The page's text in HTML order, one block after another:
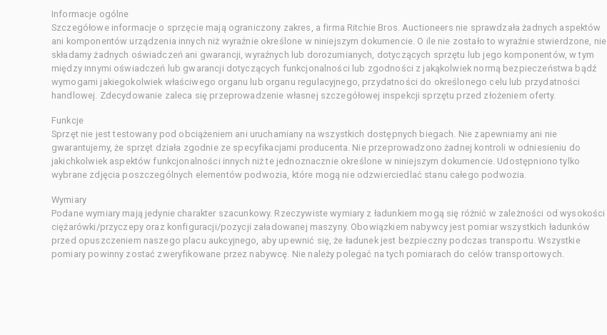
Informacje ogólne
Szczegółowe informacje o sprzęcie mają ograniczony zakres, a firma Ritchie Bros. Auctioneers nie sprawdzała żadnych aspektów
ani komponentów urządzenia innych niż wyraźnie określone w niniejszym dokumencie. O ile nie zostało to wyraźnie stwierdzone, nie
składamy żadnych oświadczeń ani gwarancji, wyraźnych lub dorozumianych, dotyczących sprzętu lub jego komponentów, w tym
między innymi oświadczeń lub gwarancji dotyczących funkcjonalności lub zgodności z jakąkolwiek normą bezpieczeństwa bądź
wymogami jakiegokolwiek właściwego organu lub organu regulacyjnego, przydatności do określonego celu lub przydatności
handlowej. Zdecydowanie zaleca się przeprowadzenie własnej szczegółowej inspekcji sprzętu przed złożeniem oferty.
Funkcje
Sprzęt nie jest testowany pod obciążeniem ani uruchamiany na wszystkich dostępnych biegach. Nie zapewniamy ani nie
gwarantujemy, że sprzęt działa zgodnie ze specyfikacjami producenta. Nie przeprowadzono żadnej kontroli w odniesieniu do
jakichkolwiek aspektów funkcjonalności innych niż te jednoznacznie określone w niniejszym dokumencie. Udostępniono tylko
wybrane zdjęcia poszczególnych elementów podwozia, które mogą nie odzwierciedlać stanu całego podwozia.
Wymiary
Podane wymiary mają jedynie charakter szacunkowy. Rzeczywiste wymiary z ładunkiem mogą się różnić w zależności od wysokości
ciężarówki/przyczepy oraz konfiguracji/pozycji załadowanej maszyny. Obowiązkiem nabywcy jest pomiar wszystkich ładunków
przed opuszczeniem naszego placu aukcyjnego, aby upewnić się, że ładunek jest bezpieczny podczas transportu. Wszystkie
pomiary powinny zostać zweryfikowane przez nabywcę. Nie należy polegać na tych pomiarach do celów transportowych.